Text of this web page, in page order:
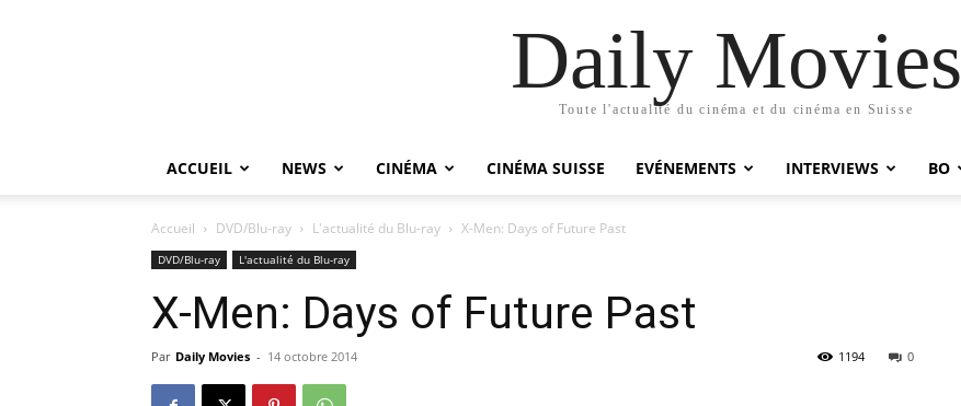
Daily Movies
Toute l'actualité du cinéma et du cinéma en Suisse
ACCUEIL NEWS CINÉMA CINÉMA SUISSE EVÉNEMENTS INTERVIEWS BO
Accueil DVD/Blu-ray L'actualité du Blu-ray X-Men: Days of Future Past
DVD/Blu-ray L'actualité du Blu-ray
X-Men: Days of Future Past
Par Daily Movies - 14 octobre 2014 0
1194